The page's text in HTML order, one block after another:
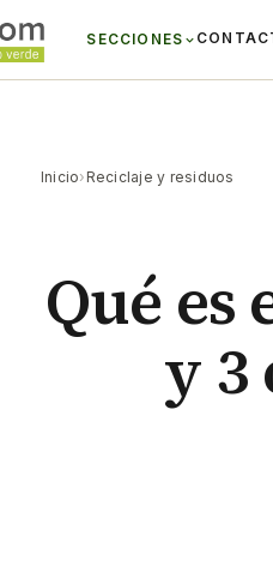
SECCIONES
Inicio› Reciclaje y residuos
Qué
y 3